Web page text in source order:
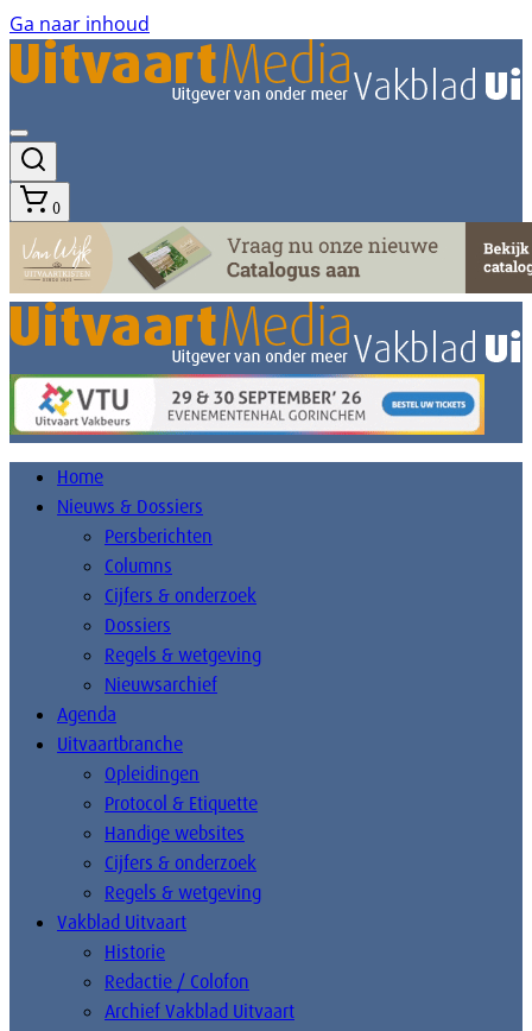
Ga naar inhoud
0
Home
Nieuws & Dossiers
Persberichten
Columns
Cijfers & onderzoek
Dossiers
Regels & wetgeving
Nieuwsarchief
Agenda
Uitvaartbranche
Opleidingen
Protocol & Etiquette
Handige websites
Cijfers & onderzoek
Regels & wetgeving
Vakblad Uitvaart
Historie
Redactie / Colofon
Archief Vakblad Uitvaart